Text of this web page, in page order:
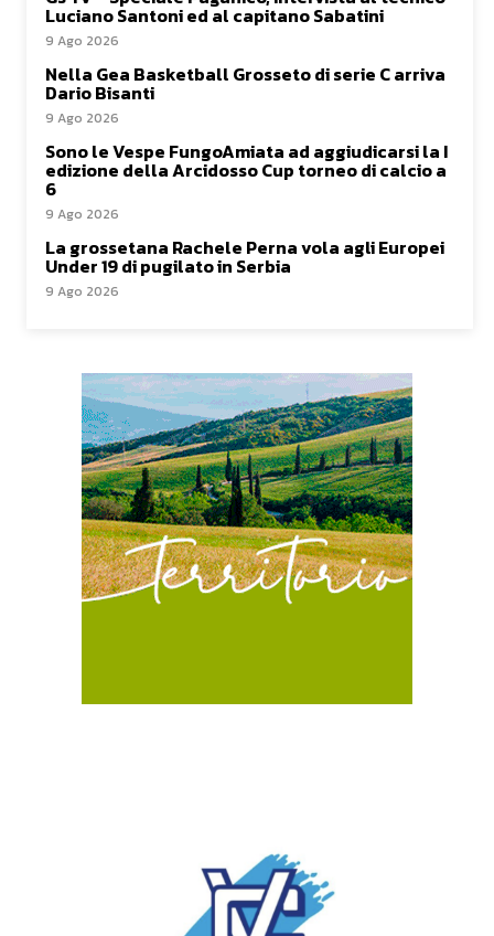
Luciano Santoni ed al capitano Sabatini
9 Ago 2026
Nella Gea Basketball Grosseto di serie C arriva
Dario Bisanti
9 Ago 2026
Sono le Vespe FungoAmiata ad aggiudicarsi la I
edizione della Arcidosso Cup torneo di calcio a
6
9 Ago 2026
La grossetana Rachele Perna vola agli Europei
Under 19 di pugilato in Serbia
9 Ago 2026